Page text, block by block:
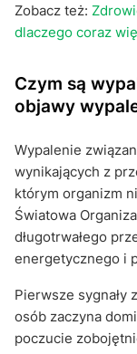
Zobacz też:
dlaczego coraz
Czym są
objawy
Wypalenie
wynikających z
którym organizm
Światowa
długotrwałego
energetycznego i
Pierwsze sygnały
osób zaczyna
poczucie